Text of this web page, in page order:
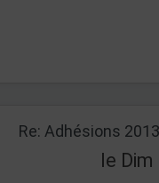
Re: Adhésions 2013
le Dim